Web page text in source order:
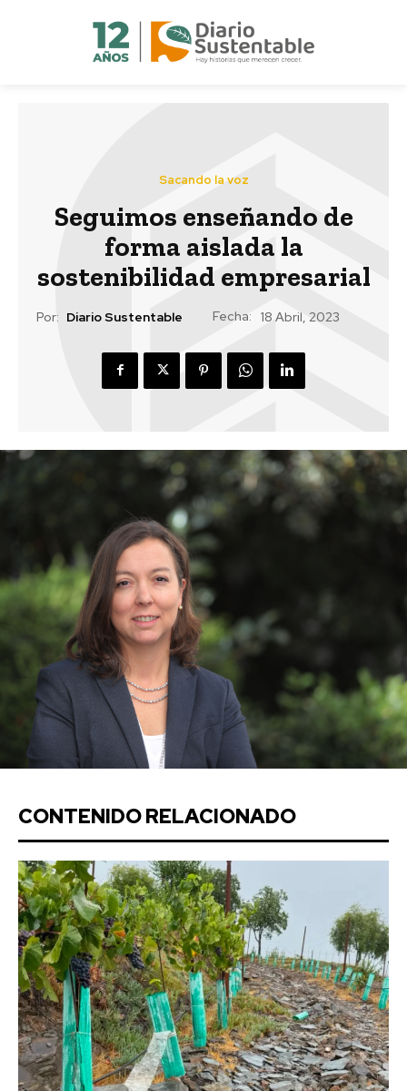
Sacando la voz
Seguimos enseñando de
forma aislada la
sostenibilidad empresarial
Por: Diario Sustentable Fecha: 18 Abril, 2023
CONTENIDO RELACIONADO